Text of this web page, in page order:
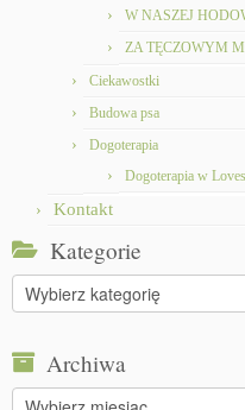
W NASZEJ
ZA TĘCZOWYM
Ciekawostki
Budowa psa
Dogoterapia
Dogoterapia w
Kontakt
Kategorie
Kategorie
Archiwa
Archiwa